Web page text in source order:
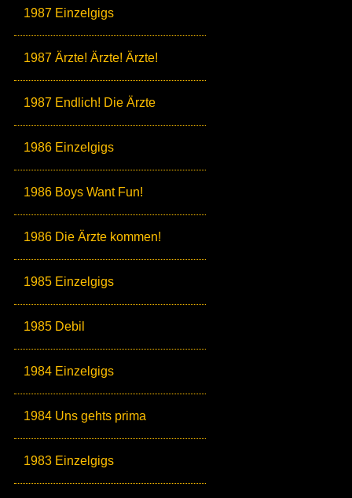
1987 Einzelgigs
1987 Ärzte! Ärzte! Ärzte!
1987 Endlich! Die Ärzte
1986 Einzelgigs
1986 Boys Want Fun!
1986 Die Ärzte kommen!
1985 Einzelgigs
1985 Debil
1984 Einzelgigs
1984 Uns gehts prima
1983 Einzelgigs